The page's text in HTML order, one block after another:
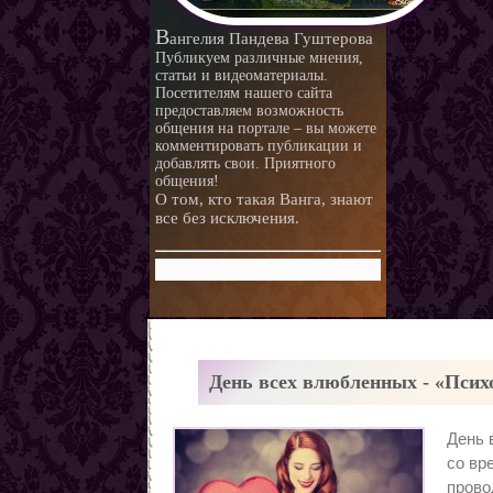
любви.
Любовная ворожба народов
мира
Магия и красота
Приворотные зелья
Как приготовить
Сексуальные напитки
Законы кармы
Знаки кармы
Молитвы
партнера
по знаку Зодиака.
Романтические приметы
Хиромантия
Проведение ритуалов
Любовные привороты
Вангелия Пандева Гуштерова
Публикуем различные мнения,
статьи и видеоматериалы.
Посетителям нашего сайта
предоставляем возможность
общения на портале – вы можете
комментировать публикации и
добавлять свои. Приятного
общения!
О том, кто такая Ванга, знают
все без исключения.
День всех влюбленных -
День
со